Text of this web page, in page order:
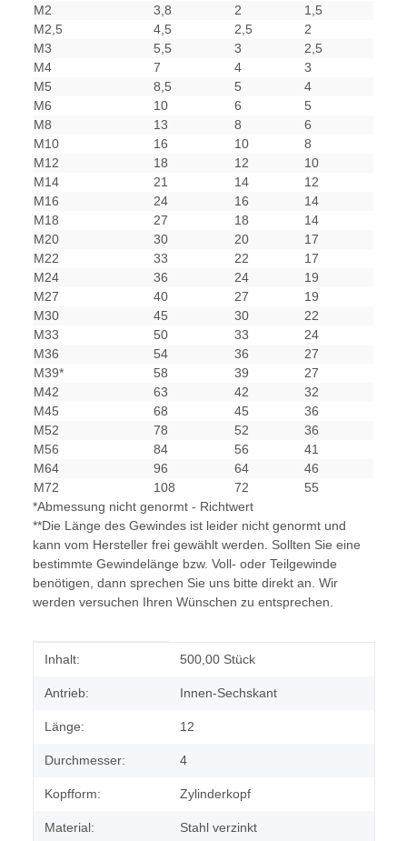
M2
3,8 2
1,5
M2,5
4,5 2,5
2
M3
5,5 3
2,5
M4
7 4
3
M5
8,5 5
4
M6
10 6
5
M8
13 8
6
M10
16 10
8
M12
18 12
10
M14
21 14
12
M16
24 16
14
M18
27 18
14
M20
30 20
17
M22
33 22
17
M24
36 24
19
M27
40 27
19
M30
45 30
22
M33
50 33
24
M36
54 36
27
M39*
58 39
27
M42
63 42
32
M45
68 45
36
M52
78 52
36
M56
84 56
41
M64
96 64
46
M72
108 72
55
*Abmessung nicht genormt - Richtwert
**Die Länge des Gewindes ist leider nicht genormt und
kann vom Hersteller frei gewählt werden. Sollten Sie eine
bestimmte Gewindelänge bzw. Voll- oder Teilgewinde
benötigen, dann sprechen Sie uns bitte direkt an. Wir
werden versuchen Ihren Wünschen zu entsprechen.
Produkteigenschaft
Wert
Inhalt: 500,00 Stück
Antrieb: Innen-Sechskant
Länge: 12
Durchmesser: 4
Kopfform: Zylinderkopf
Material: Stahl verzinkt